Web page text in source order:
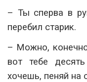
– Ты сперва в
перебил старик.
– Можно,
вот тебе
хочешь, пеняй на